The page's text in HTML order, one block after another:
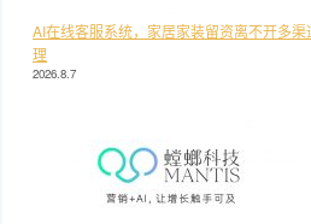
AI在线客服系统，家居家装留资离不开多
理
2026.8.7